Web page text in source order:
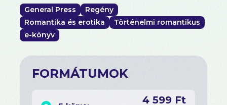
General Press
Regény
Romantika és erotika
Történelmi romantikus
e-könyv
FORMÁTUMOK
4 599 Ft